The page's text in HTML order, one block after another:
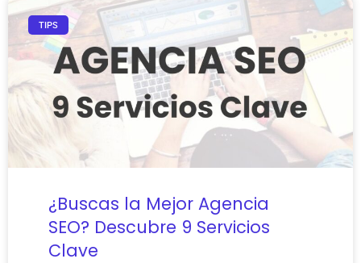
TIPS
¿Buscas la Mejor Agencia
SEO? Descubre 9 Servicios
Clave